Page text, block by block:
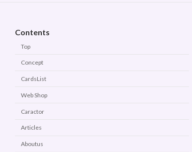
Contents
Top
Concept
CardsList
Web Shop
Caractor
Articles
Aboutus